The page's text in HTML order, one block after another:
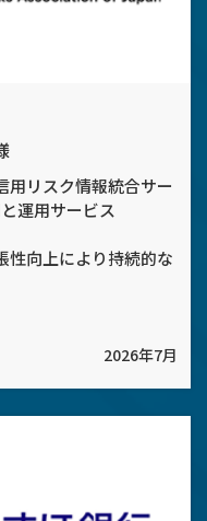
用リスク情報統合サー
運用サービス
性向上により持続的な
2026年7月